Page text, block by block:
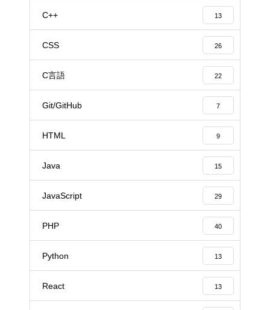
C++ 13
CSS 26
C言語 22
Git/GitHub 7
HTML 9
Java 15
JavaScript 29
PHP 40
Python 13
React 13